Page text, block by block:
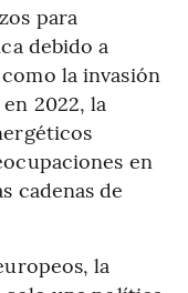
para
debido a
la invasión
2022, la
en
cadenas de
la